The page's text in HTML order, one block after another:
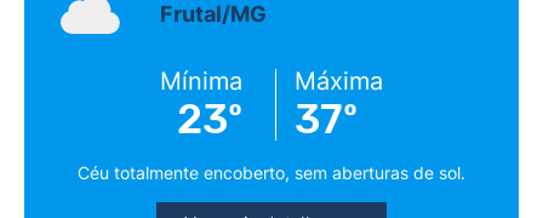
Frutal/MG
Mínima
23º
Máxima
37º
Céu totalmente encoberto, sem aberturas de sol.